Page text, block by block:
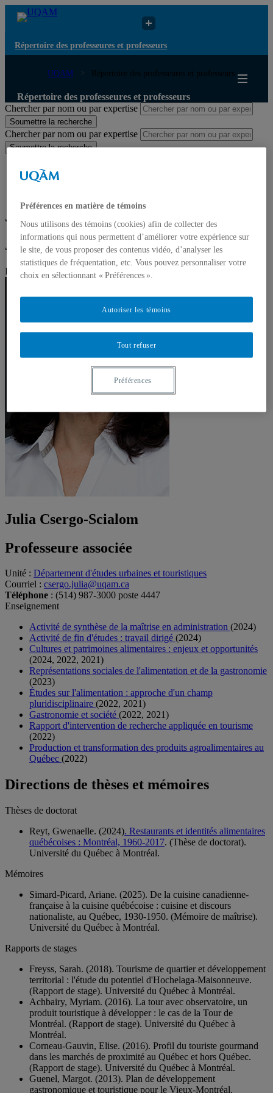
Répertoire des professeures et professeurs
UQAM Répertoire des professeures et professeurs
Répertoire des professeures et professeurs
Chercher par nom ou par expertise
Soumettre la recherche
Chercher par nom ou par expertise
Soumettre la recherche
Liste des professeures et professeurs par départements et
écoles
Julia Csergo-Scialom
Julia Csergo-Scialom
Professeure associée
Julia Csergo-Scialom
Professeure associée
Unité : Département d'études urbaines et touristiques
Courriel : csergo.julia@uqam.ca
Téléphone : (514) 987-3000 poste 4447
Enseignement
Activité de synthèse de la maîtrise en administration (2024)
Activité de fin d'études : travail dirigé (2024)
Cultures et patrimoines alimentaires : enjeux et opportunités
(2024, 2022, 2021)
Représentations sociales de l'alimentation et de la gastronomie
(2023)
Études sur l'alimentation : approche d'un champ
pluridisciplinaire (2022, 2021)
Gastronomie et société (2022, 2021)
Rapport d'intervention de recherche appliquée en tourisme
(2022)
Production et transformation des produits agroalimentaires au
Québec (2022)
Directions de thèses et mémoires
Thèses de doctorat
Reyt, Gwenaelle. (2024). Restaurants et identités alimentaires
québécoises : Montréal, 1960-2017. (Thèse de doctorat).
Université du Québec à Montréal.
Mémoires
Simard-Picard, Ariane. (2025). De la cuisine canadienne-
française à la cuisine québécoise : cuisine et discours
nationaliste, au Québec, 1930-1950. (Mémoire de maîtrise).
Université du Québec à Montréal.
Rapports de stages
Freyss, Sarah. (2018). Tourisme de quartier et développement
territorial : l'étude du potentiel d'Hochelaga-Maisonneuve.
(Rapport de stage). Université du Québec à Montréal.
Achbairy, Myriam. (2016). La tour avec observatoire, un
produit touristique à développer : le cas de la Tour de
Montréal. (Rapport de stage). Université du Québec à
Montréal.
Corneau-Gauvin, Elise. (2016). Profil du touriste gourmand
dans les marchés de proximité au Québec et hors Québec.
(Rapport de stage). Université du Québec à Montréal.
Guenel, Margot. (2013). Plan de développement
gastronomique et touristique pour le Vieux-Montréal.
Préférences en matière de témoins
Nous utilisons des témoins (cookies) afin de collecter des
informations qui nous permettent d’améliorer votre expérience sur
le site, de vous proposer des contenus vidéo, d’analyser les
statistiques de fréquentation, etc. Vous pouvez personnaliser votre
choix en sélectionnant « Préférences ».
Tout refuser
Autoriser les témoins
Préférences